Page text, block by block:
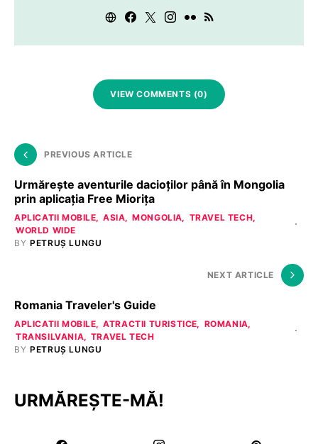
VIEW COMMENTS (0)
PREVIOUS ARTICLE
Urmărește aventurile dacioţilor până în Mongolia
prin aplicaţia Free Mioriţa
APLICATII MOBILE ASIA MONGOLIA
TRAVEL TECH
WORLD WIDE
BY PETRUȘ LUNGU
NEXT ARTICLE
Romania Traveler's Guide
APLICATII MOBILE ATRACTII TURISTICE
ROMANIA
TRANSILVANIA
TRAVEL TECH
BY PETRUȘ LUNGU
URMĂREȘTE-MĂ!